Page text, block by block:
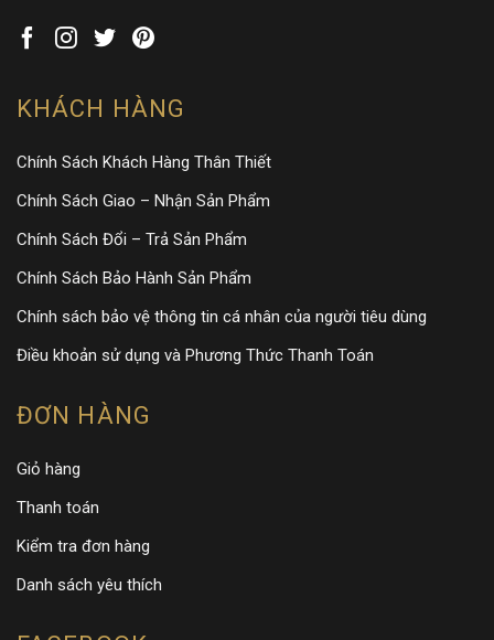
KHÁCH HÀNG
Chính Sách Khách Hàng Thân Thiết
Chính Sách Giao – Nhận Sản Phẩm
Chính Sách Đổi – Trả Sản Phẩm
Chính Sách Bảo Hành Sản Phẩm
Chính sách bảo vệ thông tin cá nhân của người tiêu dùng
Điều khoản sử dụng và Phương Thức Thanh Toán
ĐƠN HÀNG
Giỏ hàng
Thanh toán
Kiểm tra đơn hàng
Danh sách yêu thích